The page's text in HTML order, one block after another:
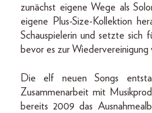
zunächst eigene Wege als
eigene Plus-Size-Kollektion
Schauspielerin und setzte sich
bevor es zur Wiedervereinigung
Die elf neuen Songs
Zusammenarbeit mit
bereits 2009 das